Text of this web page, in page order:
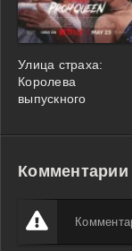
Улица страха:
Королева
выпускного
Комментарии